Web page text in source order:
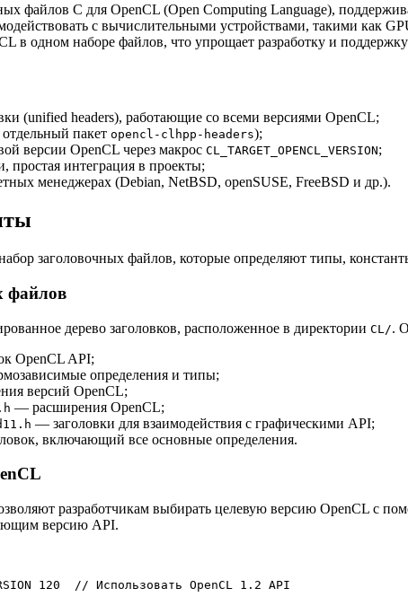
файлов C для OpenCL (Open Computing Language),
с вычислительными устройствами, такими как
в одном наборе файлов, что упрощает разработку и
(unified headers), работающие со всеми версиями OpenCL;
пакет opencl-clhpp-headers);
версии OpenCL через макрос CL_TARGET_OPENCL_VERSION;
простая интеграция в проекты;
менеджерах (Debian, NetBSD, openSUSE, FreeBSD и др.).
заголовочных файлов, которые определяют типы,
файлов
дерево заголовков, расположенное в директории CL/.
OpenCL API;
определения и типы;
версий OpenCL;
— расширения OpenCL;
— заголовки для взаимодействия с графическими API;
включающий все основные определения.
разработчикам выбирать целевую версию OpenCL с
версию API.
120 // Использовать OpenCL 1.2 API